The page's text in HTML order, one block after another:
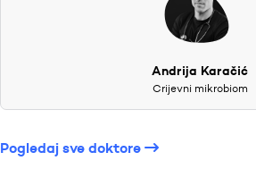
Andrija Karačić
Crijevni mikrobiom
Pogledaj sve doktore